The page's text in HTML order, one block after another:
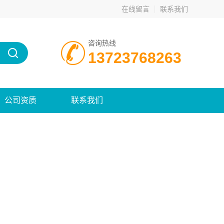
在线留言 联系我们
咨询热线
13723768263
公司资质 联系我们